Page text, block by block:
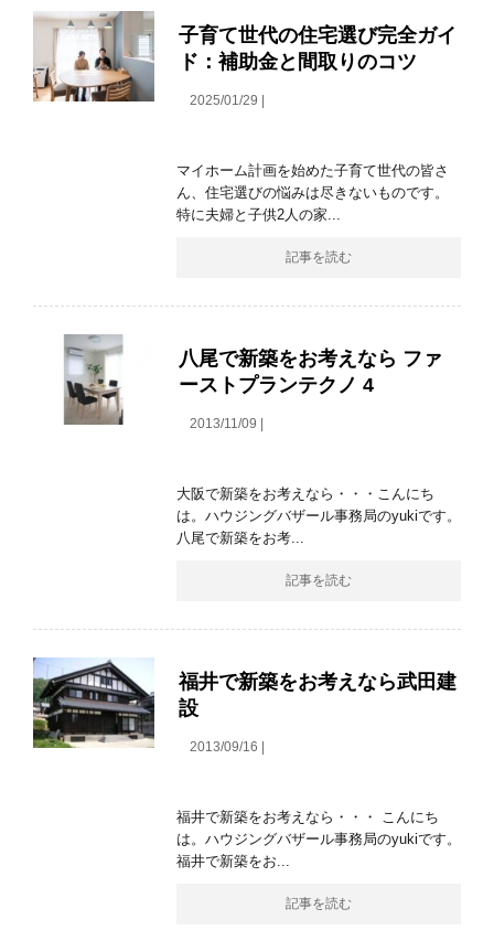
子育て世代の住宅選び完全ガイ
ド：補助金と間取りのコツ
2025/01/29 |
マイホーム計画を始めた子育て世代の皆さ
ん、住宅選びの悩みは尽きないものです。
特に夫婦と子供2人の家...
記事を読む
八尾で新築をお考えなら ファ
ーストプランテクノ 4
2013/11/09 |
大阪で新築をお考えなら・・・こんにち
は。ハウジングバザール事務局のyukiです。
八尾で新築をお考...
記事を読む
福井で新築をお考えなら武田建
設
2013/09/16 |
福井で新築をお考えなら・・・ こんにち
は。ハウジングバザール事務局のyukiです。
福井で新築をお...
記事を読む